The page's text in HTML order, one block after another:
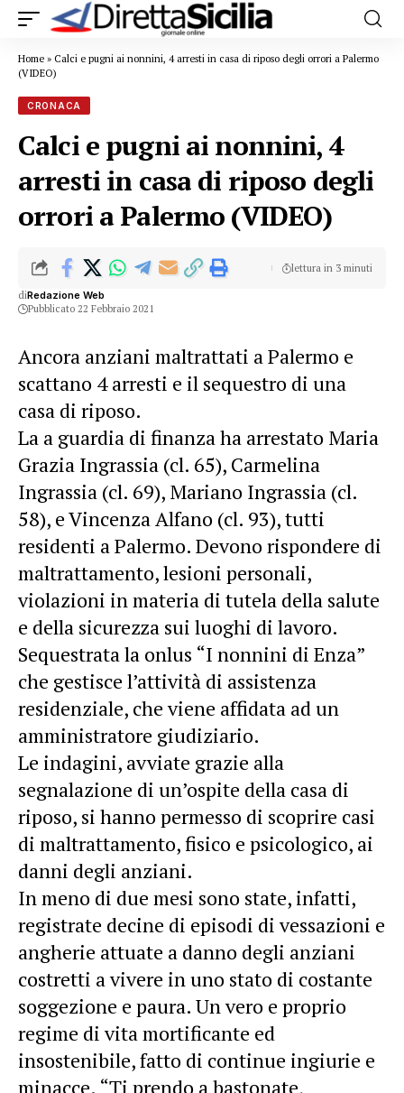
Home » Calci e pugni ai nonnini, 4 arresti in casa di riposo degli orrori a Palermo
(VIDEO)
CRONACA
Calci e pugni ai nonnini, 4
arresti in casa di riposo degli
orrori a Palermo (VIDEO)
diRedazione Web
Pubblicato 22 Febbraio 2021
lettura in 3 minuti
Ancora anziani maltrattati a Palermo e
scattano 4 arresti e il sequestro di una
casa di riposo.
La a guardia di finanza ha arrestato Maria
Grazia Ingrassia (cl. 65), Carmelina
Ingrassia (cl. 69), Mariano Ingrassia (cl.
58), e Vincenza Alfano (cl. 93), tutti
residenti a Palermo. Devono rispondere di
maltrattamento, lesioni personali,
violazioni in materia di tutela della salute
e della sicurezza sui luoghi di lavoro.
Sequestrata la onlus “I nonnini di Enza”
che gestisce l’attività di assistenza
residenziale, che viene affidata ad un
amministratore giudiziario.
Le indagini, avviate grazie alla
segnalazione di un’ospite della casa di
riposo, si hanno permesso di scoprire casi
di maltrattamento, fisico e psicologico, ai
danni degli anziani.
In meno di due mesi sono state, infatti,
registrate decine di episodi di vessazioni e
angherie attuate a danno degli anziani
costretti a vivere in uno stato di costante
soggezione e paura. Un vero e proprio
regime di vita mortificante ed
insostenibile, fatto di continue ingiurie e
minacce. “Ti prendo a bastonate,